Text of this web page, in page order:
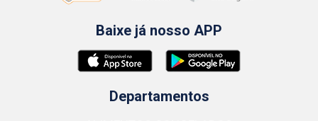
Baixe já nosso APP
Departamentos